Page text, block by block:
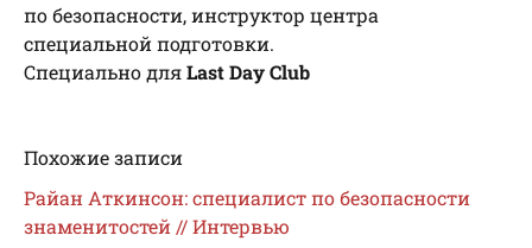
по безопасности, инструктор центра
специальной подготовки.
Специально дляLast Day Club
Похожие записи
Райан Аткинсон: специалист по безопасности
знаменитостей // Интервью